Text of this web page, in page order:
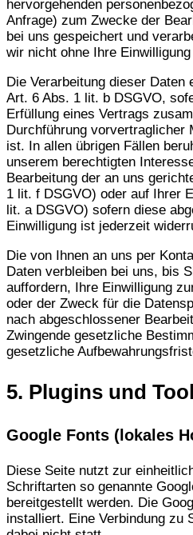
hervorgehenden
Anfrage) zum Zwecke der
bei uns gespeichert und
wir nicht ohne Ihre
Die Verarbeitung dieser Daten
Art. 6 Abs. 1 lit. b DSGVO,
Erfüllung eines Vertrags
Durchführung vorvertraglicher
ist. In allen übrigen Fällen
unserem berechtigten
Bearbeitung der an uns
1 lit. f DSGVO) oder auf Ihrer
lit. a DSGVO) sofern diese
Einwilligung ist jederzeit
Die von Ihnen an uns per
Daten verbleiben bei uns, bis
auffordern, Ihre Einwilligung
oder der Zweck für die
nach abgeschlossener
Zwingende gesetzliche
gesetzliche
5. Plugins und
Google Fonts (lokales
Diese Seite nutzt zur
Schriftarten so genannte
bereitgestellt werden. Die
installiert. Eine Verbindung zu